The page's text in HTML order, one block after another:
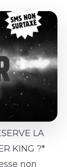
LA
KING ?*
non